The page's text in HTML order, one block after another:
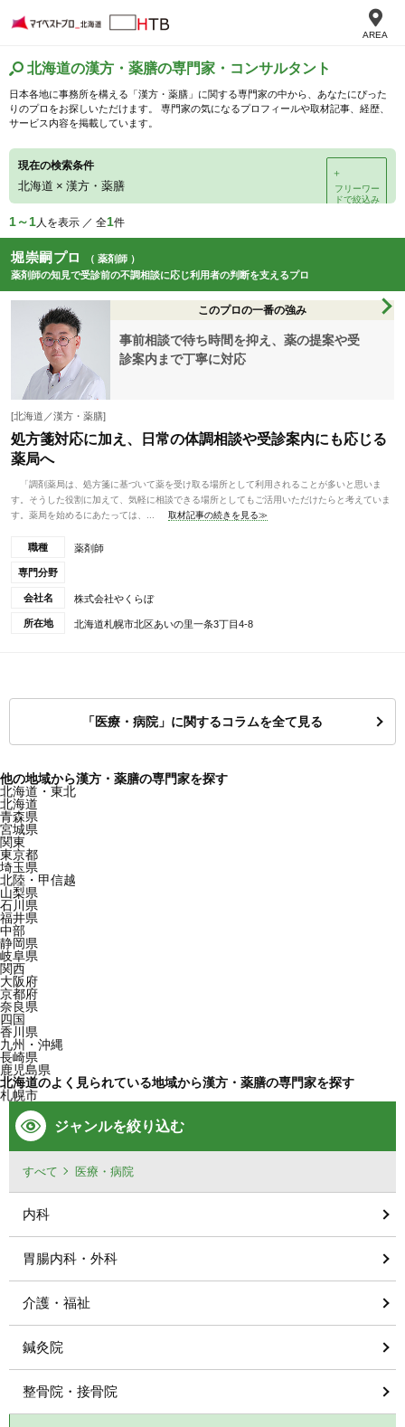
AREA
北海道の漢方・薬膳の専門家・コンサルタント
日本各地に事務所を構える「漢方・薬膳」に関する専門家の中から、あなたにぴった
りのプロをお探しいただけます。 専門家の気になるプロフィールや取材記事、経歴、
サービス内容を掲載しています。
現在の検索条件
北海道 × 漢方・薬膳
＋
フリーワー
ドで絞込み
1～1人を表示 ／ 全1件
堀崇嗣プロ
（ 薬剤師 ）
薬剤師の知見で受診前の不調相談に応じ利用者の判断を支えるプロ
このプロの一番の強み
事前相談で待ち時間を抑え、薬の提案や受
診案内まで丁寧に対応
[北海道／漢方・薬膳]
処方箋対応に加え、日常の体調相談や受診案内にも応じる
薬局へ
「調剤薬局は、処方箋に基づいて薬を受け取る場所として利用されることが多いと思いま
す。そうした役割に加えて、気軽に相談できる場所としてもご活用いただけたらと考えていま
す。薬局を始めるにあたっては、...
取材記事の続きを見る≫
職種 薬剤師
専門分野
会社名 株式会社やくらぼ
所在地 北海道札幌市北区あいの里一条3丁目4-8
「医療・病院」に関するコラムを全て見る
他の地域から漢方・薬膳の専門家を探す
北海道・東北
北海道
青森県
宮城県
関東
東京都
埼玉県
北陸・甲信越
山梨県
石川県
福井県
中部
静岡県
岐阜県
関西
大阪府
京都府
奈良県
四国
香川県
九州・沖縄
長崎県
鹿児島県
北海道のよく見られている地域から漢方・薬膳の専門家を探す
札幌市
ジャンルを絞り込む
すべて 医療・病院
内科
胃腸内科・外科
介護・福祉
鍼灸院
整骨院・接骨院